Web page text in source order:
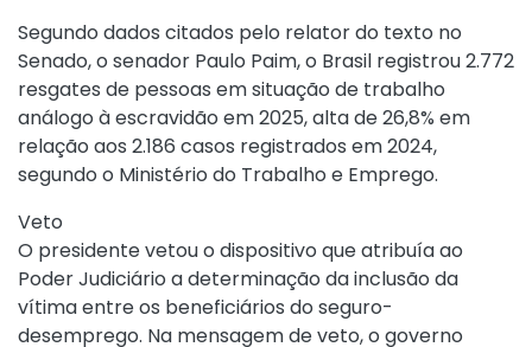
Segundo dados citados pelo relator do texto no
Senado, o senador Paulo Paim, o Brasil registrou 2.772
resgates de pessoas em situação de trabalho
análogo à escravidão em 2025, alta de 26,8% em
relação aos 2.186 casos registrados em 2024,
segundo o Ministério do Trabalho e Emprego.
Veto
O presidente vetou o dispositivo que atribuía ao
Poder Judiciário a determinação da inclusão da
vítima entre os beneficiários do seguro-
desemprego. Na mensagem de veto, o governo